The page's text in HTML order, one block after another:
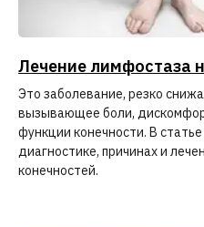
Лечение лимфостаза
Это заболевание, резко
вызывающее боли,
функции конечности. В
диагностике, причинах и
конечностей.